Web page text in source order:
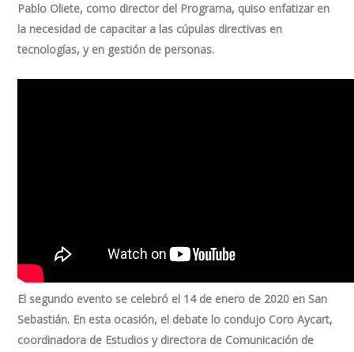
Pablo Oliete, como director del Programa, quiso enfatizar en
la necesidad de capacitar a las cúpulas directivas en
tecnologías, y en gestión de personas.
El segundo evento se celebró el 14 de enero de 2020 en San
Sebastián. En esta ocasión, el debate lo condujo Coro Aycart,
coordinadora de Estudios y directora de Comunicación de